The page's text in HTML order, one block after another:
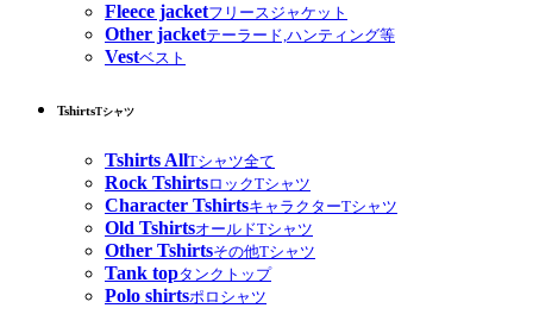
Fleece jacketフリースジャケット
Other jacketテーラード,ハンティング等
Vestベスト
TshirtsTシャツ
Tshirts AllTシャツ全て
Rock TshirtsロックTシャツ
Character TshirtsキャラクターTシャツ
Old TshirtsオールドTシャツ
Other Tshirtsその他Tシャツ
Tank topタンクトップ
Polo shirtsポロシャツ